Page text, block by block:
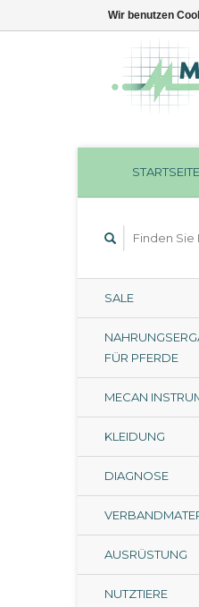
STARTSEITE
SALE
FÜR PFERDE
MECAN
KLEIDUNG
DIAGNOSE
AUSRÜSTUNG
NUTZTIERE
Wir benutzen